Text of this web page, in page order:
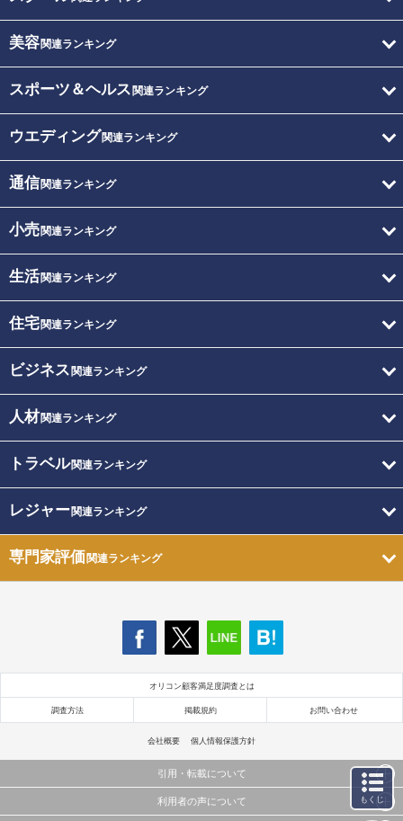
美容関連ランキング
スポーツ＆ヘルス 関連ランキング
ウエディング関連ランキング
通信関連ランキング
小売関連ランキング
生活関連ランキング
住宅関連ランキング
ビジネス 関連ランキング
人材関連ランキング
トラベル関連ランキング
レジャー関連ランキング
専門家評価関連ランキング
オリコン顧客満足度調査とは
調査方法 掲載規約 お問い合わせ
会社概要 個人情報保護方針
引用・転載について
当サイトで公開されている情報（文字、写真、イラスト、画像データ等）及びこれらの配置・
利用者の声について もくじ